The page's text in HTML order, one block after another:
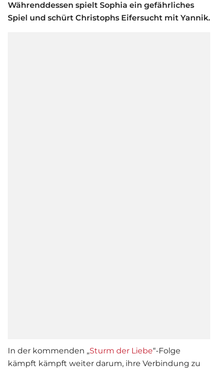
Währenddessen spielt Sophia ein gefährliches
Spiel und schürt Christophs Eifersucht mit Yannik.
In der kommenden „Sturm der Liebe“-Folge
kämpft kämpft weiter darum, ihre Verbindung zu